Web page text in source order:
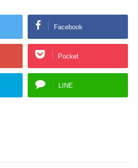
Facebook
Pocket
LINE